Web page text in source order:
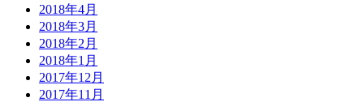
2018年4月
2018年3月
2018年2月
2018年1月
2017年12月
2017年11月